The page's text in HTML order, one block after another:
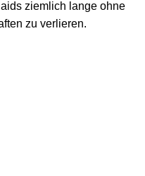
ziemlich lange ohne
zu verlieren.